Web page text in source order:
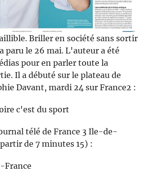
Briller en société sans sortir
paru le 26 mai. L'auteur a été
pour en parler toute la
Il a débuté sur le plateau de
Davant, mardi 24 sur France2 :
c'est du sport
télé de France 3 Ile-de-
de 7 minutes 15) :
France